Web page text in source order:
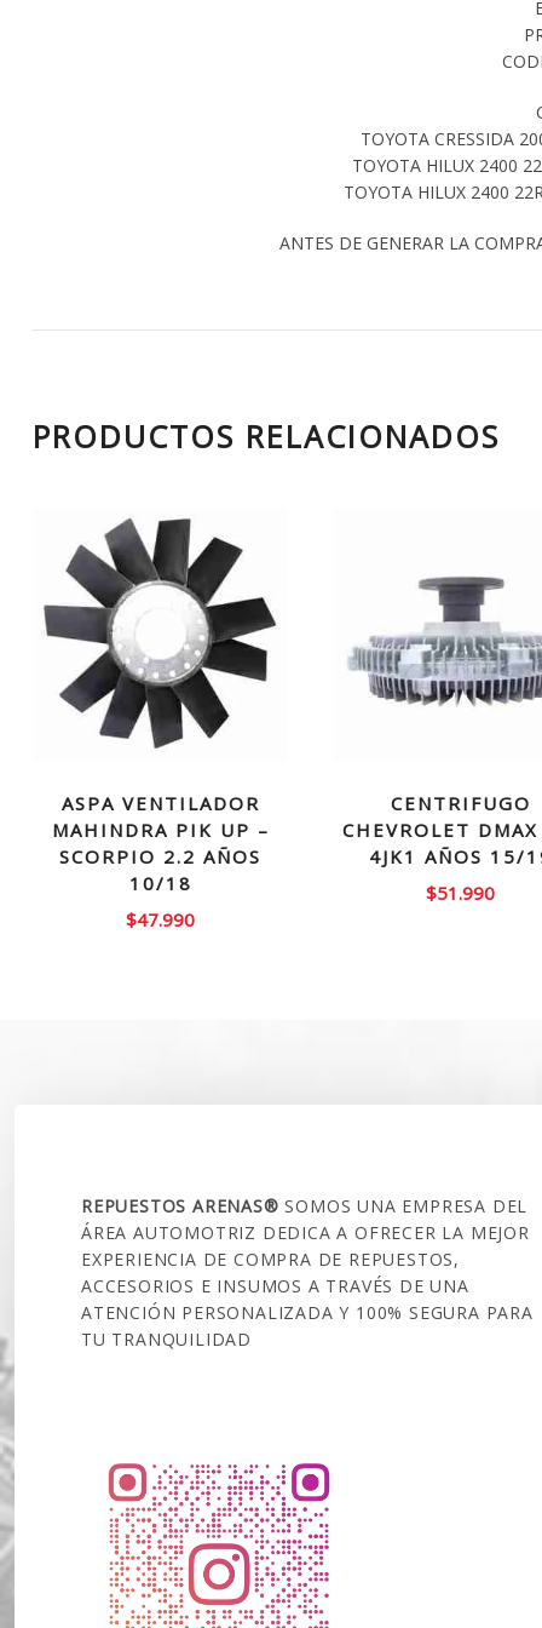
TOYOTA CRESSIDA
TOYOTA HILUX 2400
TOYOTA HILUX 2400
ANTES DE GENERAR LA
PRODUCTOS RELACIONADOS
ASPA VENTILADOR
MAHINDRA PIK UP –
SCORPIO 2.2 AÑOS
10/18
$47.990
CENTRIFUGO
CHEVROLET
4JK1 AÑOS 15/
$51.990
REPUESTOS ARENAS®SOMOS UNA EMPRESA DEL
ÁREA AUTOMOTRIZ DEDICA A OFRECER LA MEJOR
EXPERIENCIA DE COMPRA DE REPUESTOS,
ACCESORIOS E INSUMOS A TRAVÉS DE UNA
ATENCIÓN PERSONALIZADA Y 100% SEGURA PARA
TU TRANQUILIDAD